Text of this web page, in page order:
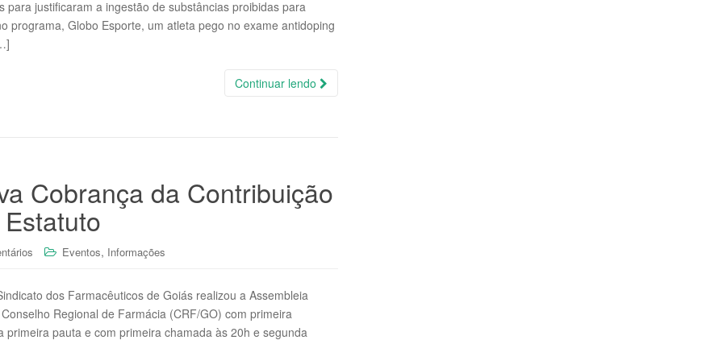
justificaram a ingestão de substâncias proibidas para
programa, Globo Esporte, um atleta pego no exame antidoping
Continuar lendo
Cobrança da Contribuição
Eventos, Informações
dos Farmacêuticos de Goiás realizou a Assembleia
Regional de Farmácia (CRF/GO) com primeira
pauta e com primeira chamada às 20h e segunda